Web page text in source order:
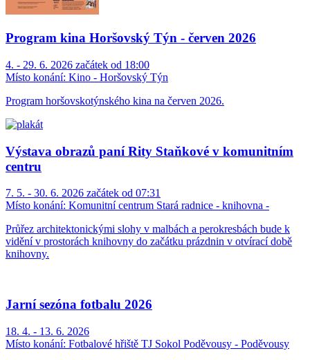
Program kina Horšovský Týn - červen 2026
4. - 29. 6. 2026 začátek od 18:00
Místo konání: Kino - Horšovský Týn
Program horšovskotýnského kina na červen 2026.
Výstava obrazů paní Rity Staňkové v komunitním
centru
7. 5. - 30. 6. 2026 začátek od 07:31
Místo konání: Komunitní centrum Stará radnice - knihovna -
Průřez architektonickými slohy v malbách a perokresbách bude k
vidění v prostorách knihovny do začátku prázdnin v otvírací době
knihovny.
Jarní sezóna fotbalu 2026
18. 4. - 13. 6. 2026
Místo konání: Fotbalové hřiště TJ Sokol Poděvousy - Poděvousy